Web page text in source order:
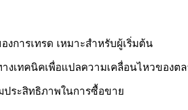
การเทรด เหมาะสำหรับผู้เริ่มต้น
งเทคนิคเพื่อแปลความเคลื่อนไหวของต
ประสิทธิภาพในการซื้อขาย